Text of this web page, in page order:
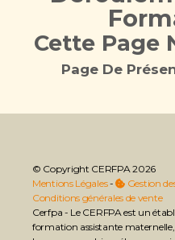
Cette Page
Page De
© Copyright CERFPA 2026
Mentions Légales-
Gestion
Conditions générales de vente
Cerfpa - Le CERFPA est un
formation assistante